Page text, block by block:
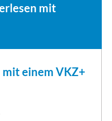
mit
einem VKZ+